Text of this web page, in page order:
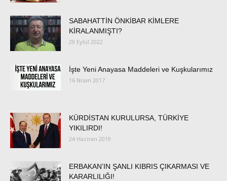
SABAHATTİN ÖNKİBAR KİMLERE
KİRALANMIŞTI?
29 Eylül 2022
İşte Yeni Anayasa Maddeleri ve Kuşkularımız
16 Nisan 2017
KÜRDİSTAN KURULURSA, TÜRKİYE
YIKILIRDI!
24 Haziran 2019
ERBAKAN’IN ŞANLI KIBRIS ÇIKARMASI VE
KARARLILIĞI!